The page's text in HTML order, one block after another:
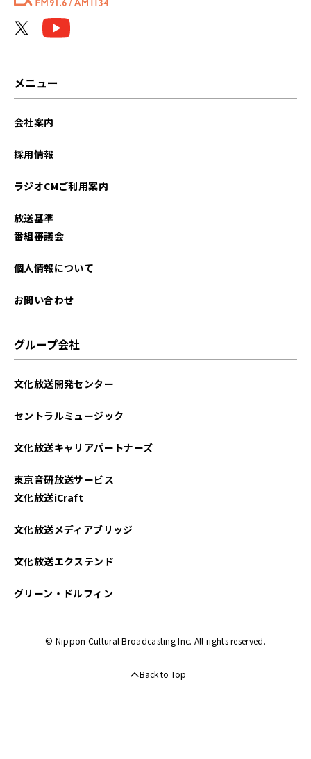
2024年04月
2024年01月
2023年08月
2023年07月
2023年06月
メニュー
会社案内
採用情報
ラジオCMご利用案内
放送基準
番組審議会
個人情報について
お問い合わせ
グループ会社
文化放送開発センター
セントラルミュージック
文化放送キャリアパートナーズ
東京音研放送サービス
文化放送iCraft
文化放送メディアブリッジ
文化放送エクステンド
グリーン・ドルフィン
© Nippon Cultural Broadcasting Inc. All rights reserved.
Back to Top